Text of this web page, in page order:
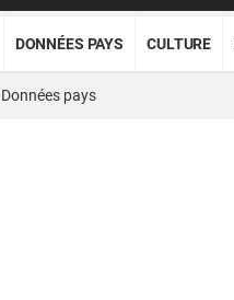
DONNÉES PAYS CULTURE
Données pays